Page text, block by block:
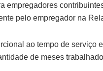
empregadores
pelo empregador na
ao tempo de serviço
de meses